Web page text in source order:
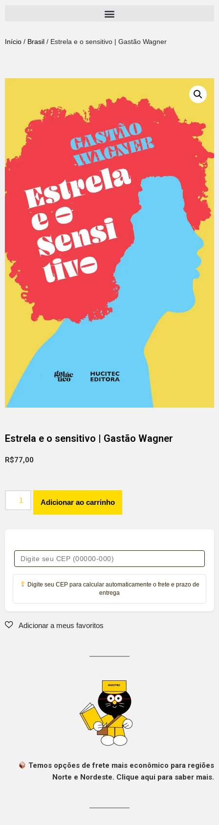
para
Início / Brasil / Estrela e o sensitivo | Gastão Wagner
Estrela e o sensitivo | Gastão Wagner
R$77,00
Adicionar ao carrinho
Digite seu CEP para calcular automaticamente o frete e prazo de
entrega
Temos opções de frete mais econômico para regiões
Norte e Nordeste. Clique aqui para saber mais.